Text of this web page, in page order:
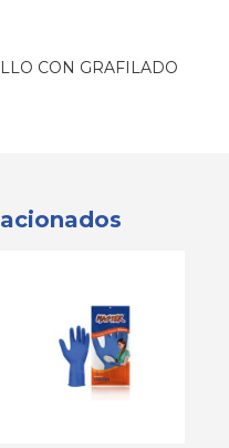
CON GRAFILADO